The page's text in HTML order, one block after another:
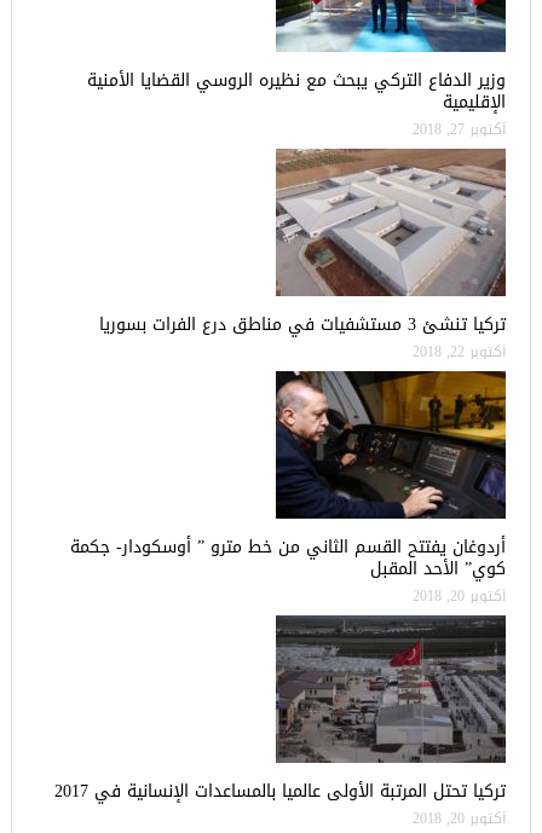
وزير الدفاع التركي يبحث مع نظيره الروسي القضايا الأمنية
الإقليمية
أكتوبر 27, 2018
تركيا تنشئ 3 مستشفيات في مناطق درع الفرات بسوريا
أكتوبر 22, 2018
أردوغان يفتتح القسم الثاني من خط مترو ” أوسكودار- جكمة
كوي” الأحد المقبل
أكتوبر 20, 2018
تركيا تحتل المرتبة الأولى عالميا بالمساعدات الإنسانية في 2017
أكتوبر 20, 2018